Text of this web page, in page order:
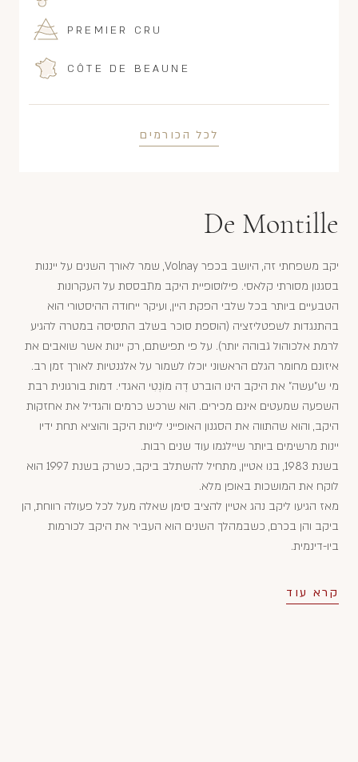
PREMIER CRU
CÔTE DE BEAUNE
לכל הכורמים
De Montille
יקב משפחתי זה, היושב בכפר Volnay, שמר לאורך השנים על ייננות
בסגנון מסורתי קלאסי. פילוסופיית היקב מתבססת על העקרונות
הטבעיים ביותר בכל שלבי הפקת היין, ועיקר ייחודה ההיסטורי הוא
בהתנגדות לשפטליזציה (הוספת סוכר בשלב התסיסה במטרה להגיע
לרמת אלכוהול גבוהה יותר). על פי תפישתם, רק יינות אשר שואבים את
איזונם מחומר הגלם הראשוני יוכלו לשמור על אלגנטיות לאורך זמן רב.
מי ש"עשה" את היקב הינו הוברט דֶה מוֹנְטִי האגדי. דמות בורגונית רבת
השפעה שמעטים אינם מכירים. הוא שרכש כרמים והגדיל את אחזקות
היקב, והוא שהתווה את הסגנון האופייני ליינות היקב והוציא תחת ידיו
יינות מרשימים ביותר שיילגמו עוד שנים רבות.
בשנת 1983, בנו אטיין, מתחיל להשתלב ביקב, כשרק בשנת 1997 הוא
לוקח את המושכות באופן מלא.
מאז הגיעו ליקב נהג אטיין להציב סימן שאלה מעל לכל פעולה רווחת, הן
ביקב והן בכרם, כשבמהלך השנים הוא העביר את היקב לכורמות
ביו-דינמית.
קרא עוד